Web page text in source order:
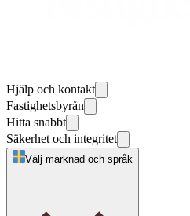
Hjälp och kontakt
Fastighetsbyrån
Hitta snabbt
Säkerhet och integritet
Välj marknad och språk